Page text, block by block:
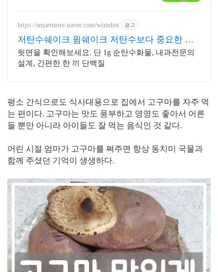
https://smartstore.naver.com/wimdiet 광고
저탄수쉐이크 윔쉐이크 저탄수보다 중요한 순
탄수함유
뒷면을 확인해보세요. 단 1g 순탄수화물, 내과전문의
설계, 간편한 한 끼 단백질
평소 간식으로도 식사대용으로 집에서 고구마를 자주 먹
는 편이다. 고구마는 맛도 풍부하고 영영도 좋아서 어른
들 뿐만 아니라 아이들도 잘 먹는 음식인 것 같다.
어린 시절 엄마가 고구마를 쪄주면 항상 동치미 국물과
함께 주셨던 기억이 생생하다.